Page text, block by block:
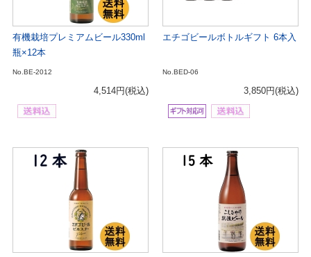
有機栽培プレミアムビール330ml
瓶×12本
No.BE-2012
4,514円(税込)
エチゴビールボトルギフト 6本入
No.BED-06
3,850円(税込)